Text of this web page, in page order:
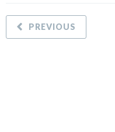
PREVIOUS